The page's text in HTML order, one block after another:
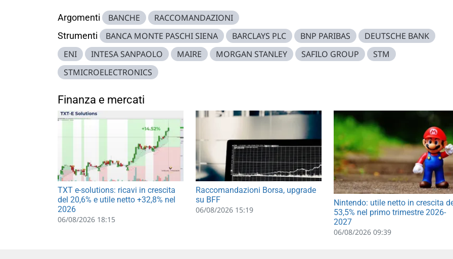
Argomenti BANCHE RACCOMANDAZIONI
Strumenti BANCA MONTE PASCHI SIENA BARCLAYS PLC BNP PARIBAS
DEUTSCHE BANK
ENI
INTESA SANPAOLO MAIRE MORGAN STANLEY SAFILO GROUP
STM
STMICROELECTRONICS
Finanza e mercati
TXT e-solutions: ricavi in crescita
del 20,6% e utile netto +32,8% nel
2026
06/08/2026 18:15
Raccomandazioni Borsa, upgrade
su BFF
06/08/2026 15:19
Nintendo: utile netto in crescita
53,5% nel primo trimestre 2026-
2027
06/08/2026 09:39